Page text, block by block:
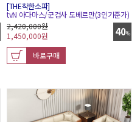
[THE착한소파]
tvN 아다마스/군검사 도베르만(3인기준가)
40%
2,420,000원
1,450,000원
바로구매